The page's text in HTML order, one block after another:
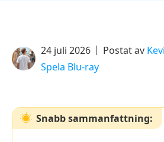
24 juli 2026 Postat av
Spela Blu-ray
Snabb sammanfattning: